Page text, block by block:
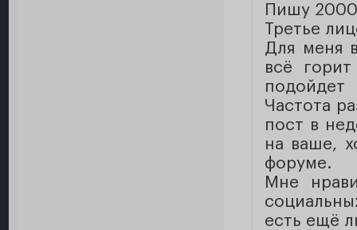
Пишу
Третье
Для меня
всё
Частота
пост в
на ваше,
форуме.
Мне
есть ещё